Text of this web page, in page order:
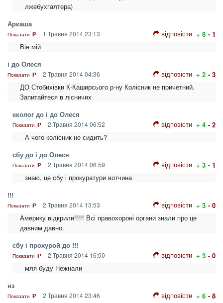
лжебухгалтера)
Аркаша
Показати IP 1 Травня 2014 23:13 відповісти + 8 - 1
Він мій
і до Олеся
Показати IP 2 Травня 2014 04:36 відповісти + 2 - 3
ДО Стобихівки К-Каширсього р-ну Колісник не причетний.
Запитайтеся в лісничих
еколог до і до Олеся
Показати IP 2 Травня 2014 06:52 відповісти + 4 - 2
А чого колісник не сидить?
сбу до і до Олеся
Показати IP 2 Травня 2014 06:59 відповісти + 3 - 1
знаю, це сбу і прокуратури вотчина
!!!
Показати IP 2 Травня 2014 13:53 відповісти + 3 - 0
Америку відкрили!!!!! Всі правохороні органи знали про це
давним давно.
сбу і прохурой до !!!
Показати IP 2 Травня 2014 16:00 відповісти + 3 - 0
мля буду Нежнали
нз
Показати IP 2 Травня 2014 23:46 відповісти + 6 - 8